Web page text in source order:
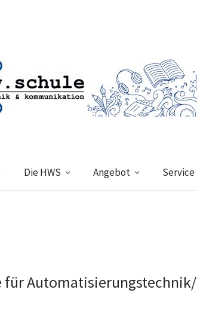
Die HWS Angebot Service
für Automatisierungstechnik/